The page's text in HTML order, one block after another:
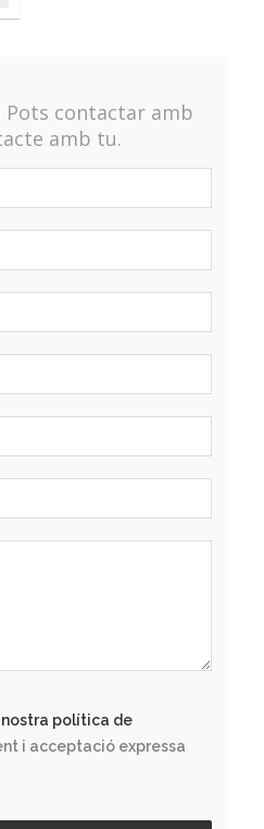
Pots contactar amb
amb tu.
nostra política de
i acceptació expressa